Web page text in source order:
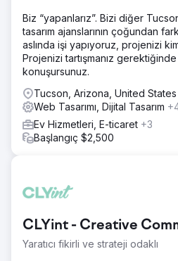
Biz “yapanlarız”. Bizi diğer
tasarım ajanslarının çoğundan
aslında işi yapıyoruz, projenizi
Projenizi tartışmanız
konuşursunuz.
Tucson, Arizona, United States
Web Tasarımı, Dijital Tasarım
Ev Hizmetleri, E-ticaret +3
Başlangıç $2,500
CLYint - Creative
Yaratıcı fikirli ve strateji odaklı